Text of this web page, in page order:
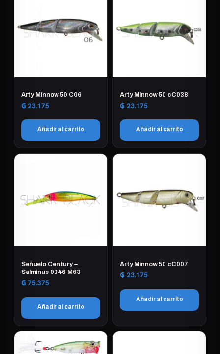
Arty Minnow 50 C06
₲ 23.175
Añadir al carrito
Arty Minnow 50 cC038
₲ 23.175
Añadir al carrito
Señuelo Century –
Salminus 9046 M63
₲ 75.375
Añadir al carrito
Arty Minnow 50 cC007
₲ 23.175
Añadir al carrito